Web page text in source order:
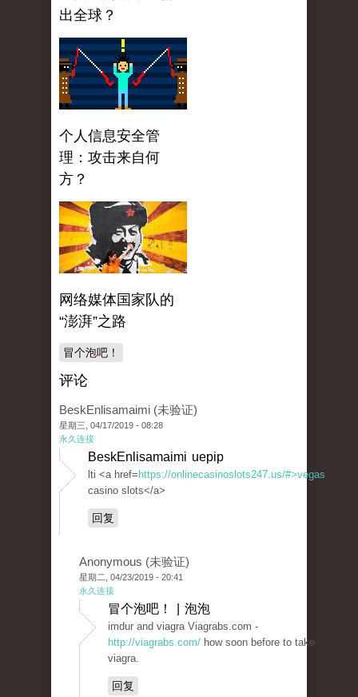
出全球？
个人信息安全管
理：攻击来自何
方？
网络媒体国家队的
“澎湃”之路
冒个泡吧！
评论
BeskEnlisamaimi (未验证)
星期三, 04/17/2019 - 08:28
永久连接
BeskEnlisamaimi uepip
lti <a href= https://onlinecasinoslots247.us/#>vegas
casino slots</a>
回复
Anonymous (未验证)
星期二, 04/23/2019 - 20:41
永久连接
冒个泡吧！ | 泡泡
imdur and viagra Viagrabs.com -
http://viagrabs.com/ how soon before to take
viagra.
回复